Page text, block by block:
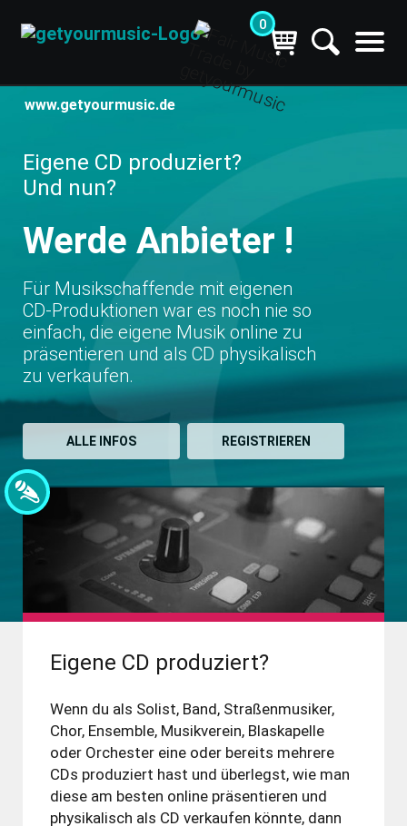
0
Eigene CD produziert?
Und nun?
Werde Anbieter !
Für Musikschaffende mit eigenen
CD‑Produktionen war es noch nie so
einfach, die eigene Musik online zu
präsentieren und als CD physikalisch
zu verkaufen.
ALLE INFOS REGISTRIEREN
www.getyourmusic.de
Eigene CD produziert?
Wenn du als Solist, Band, Straßenmusiker,
Chor, Ensemble, Musik­verein, Blas­kapelle
oder Orchester eine oder bereits mehrere
CDs produ­ziert hast und überlegst, wie man
diese am besten online präsen­tieren und
physi­kalisch als CD verkaufen könnte, dann